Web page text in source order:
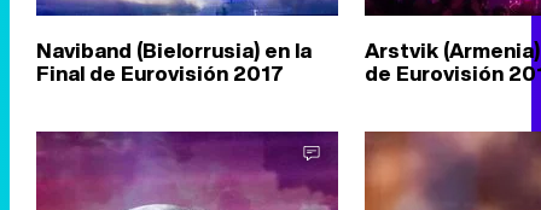
Naviband (Bielorrusia) en la
Final de Eurovisión 2017
Arstvik
de Eurovisión